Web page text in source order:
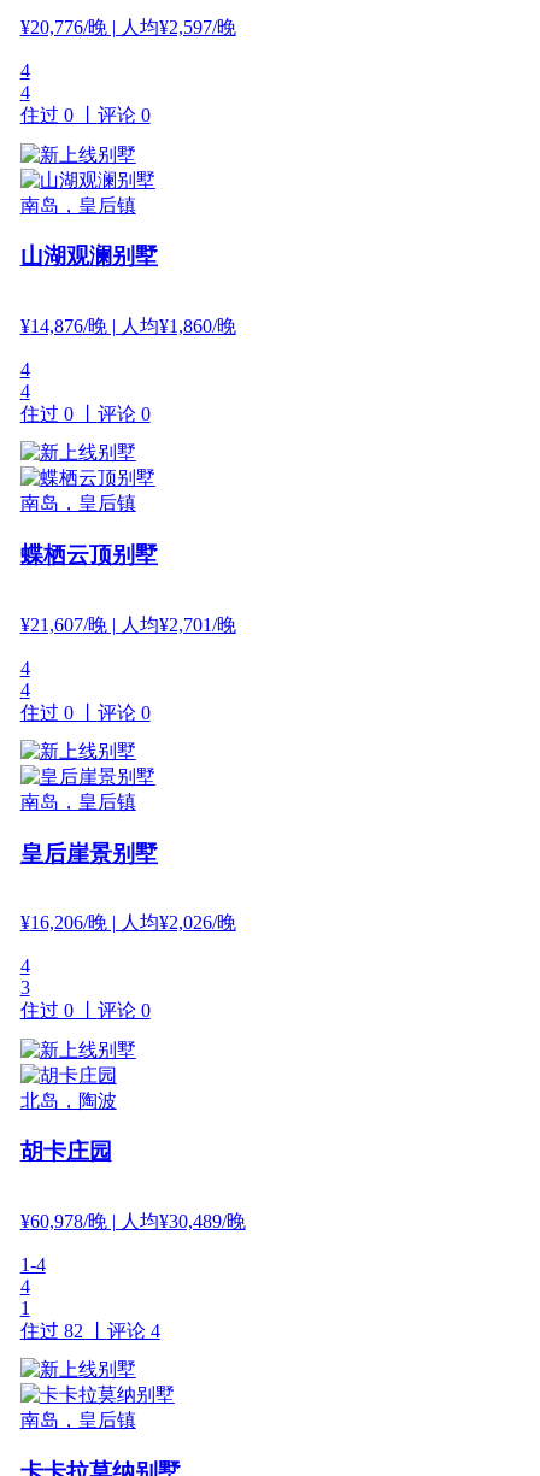
¥20,776/晚| 人均¥2,597/晚
4
4
住过 0 丨 评论 0
南岛，皇后镇
山湖观澜别墅
¥14,876/晚| 人均¥1,860/晚
4
4
住过 0 丨 评论 0
南岛，皇后镇
蝶栖云顶别墅
¥21,607/晚| 人均¥2,701/晚
4
4
住过 0 丨 评论 0
南岛，皇后镇
皇后崖景别墅
¥16,206/晚| 人均¥2,026/晚
4
3
住过 0 丨 评论 0
北岛，陶波
胡卡庄园
¥60,978/晚| 人均¥30,489/晚
1-4
4
1
住过 82 丨 评论 4
南岛，皇后镇